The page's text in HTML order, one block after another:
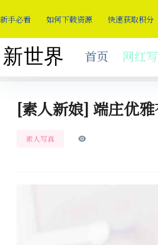
新手必看 如何下载资源 快速获取积分
首页 网红
[素人新娘] 端庄优
素人写真